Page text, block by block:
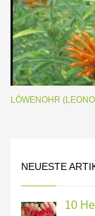
LÖWENOHR
NEUESTE
10